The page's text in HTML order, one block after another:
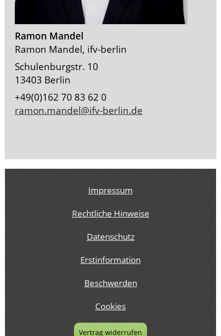
Ramon Mandel
Ramon Mandel, ifv-berlin
Schulenburgstr. 10
13403 Berlin
+49(0)162 70 83 62 0
ramon.mandel@ifv-berlin.de
Impressum
Rechtliche Hinweise
Datenschutz
Erstinformation
Beschwerden
Cookies
Vertrag widerrufen